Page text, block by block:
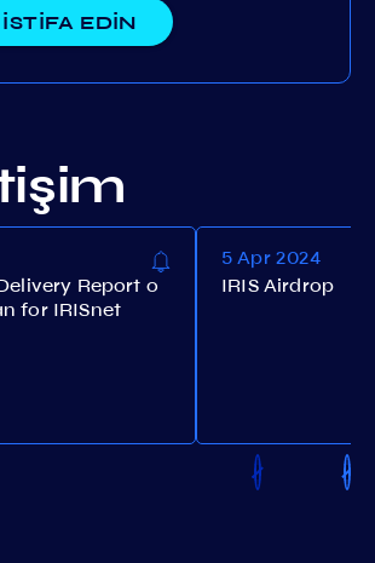
EDİN
Report o
for IRISnet
5 Apr 2024
IRIS Airdrop